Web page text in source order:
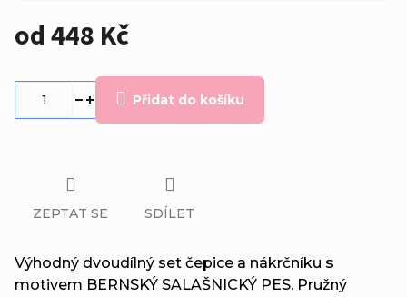
od448 Kč
Přidat do košíku
Výhodný dvoudílný set čepice a nákrčníku s
motivem BERNSKÝ SALAŠNICKÝ PES. Pružný
ZEPTAT SE SDÍLET